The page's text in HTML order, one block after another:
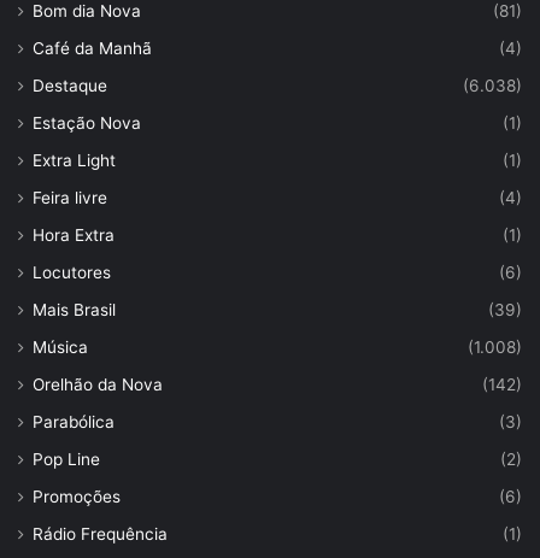
Bom dia Nova
(81)
Café da Manhã
(4)
Destaque
(6.038)
Estação Nova
(1)
Extra Light
(1)
Feira livre
(4)
Hora Extra
(1)
Locutores
(6)
Mais Brasil
(39)
Música
(1.008)
Orelhão da Nova
(142)
Parabólica
(3)
Pop Line
(2)
Promoções
(6)
Rádio Frequência
(1)